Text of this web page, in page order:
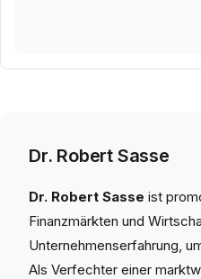
Dr. Robert Sasse
Dr. Robert Sasse ist
Finanzmärkten und
Unternehmenserfahrung,
Als Verfechter einer